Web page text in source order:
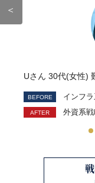
＜
Uさん 30代(女性)
インフ
外資系